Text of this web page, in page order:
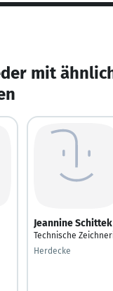
mit
Jeannine Schittek
Technische
Herdecke